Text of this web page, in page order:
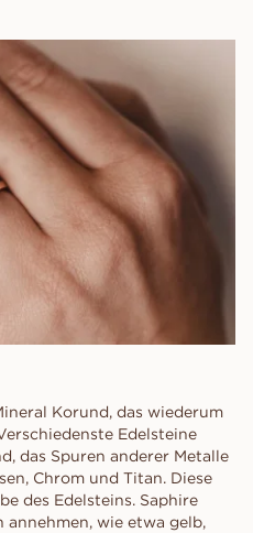
Korund, das wiederum
Edelsteine
das Spuren anderer Metalle
Chrom und Titan. Diese
des Edelsteins. Saphire
wie etwa gelb,